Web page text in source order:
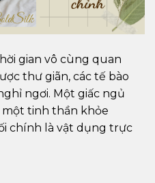
gian vô cùng quan
thư giãn, các tế bào
ngơi. Một giấc ngủ
một tinh thần khỏe
chính là vật dụng trực